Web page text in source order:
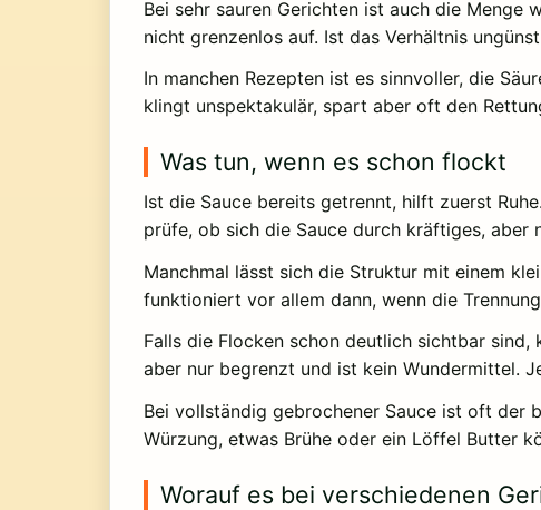
Bei sehr sauren Gerichten ist auch die Menge
nicht grenzenlos auf. Ist das Verhältnis
In manchen Rezepten ist es sinnvoller, die
klingt unspektakulär, spart aber oft den
Was tun, wenn es schon flockt
Ist die Sauce bereits getrennt, hilft zuerst
prüfe, ob sich die Sauce durch kräftiges, aber
Manchmal lässt sich die Struktur mit einem
funktioniert vor allem dann, wenn die
Falls die Flocken schon deutlich sichtbar
aber nur begrenzt und ist kein Wundermittel.
Bei vollständig gebrochener Sauce ist oft der
Würzung, etwas Brühe oder ein Löffel Butter
Worauf es bei verschiedenen